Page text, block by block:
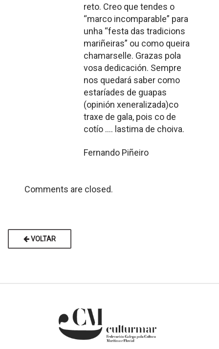
reto. Creo que tendes o
“marco incomparable” para
unha “festa das tradicions
mariñeiras” ou como queira
chamarselle. Grazas pola
vosa dedicación. Sempre
nos quedará saber como
estaríades de guapas
(opinión xeneralizada)co
traxe de gala, pois co de
cotío …. lastima de choiva.
Fernando Piñeiro
Comments are closed.
VOLTAR